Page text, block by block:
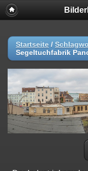
Startseite /
Segeltuchfabrik